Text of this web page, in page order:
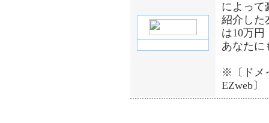
によって
紹介した
は10万円
あなたに
※〔ドメ
EZweb〕